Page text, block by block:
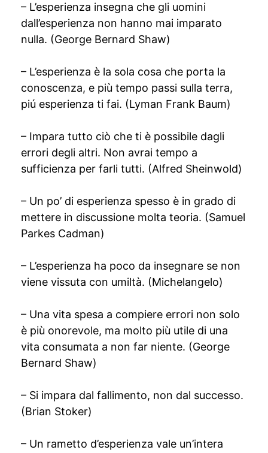
– L’esperienza insegna che gli uomini
dall’esperienza non hanno mai imparato
nulla. (George Bernard Shaw)
– L’esperienza è la sola cosa che porta la
conoscenza, e più tempo passi sulla terra,
piú esperienza ti fai. (Lyman Frank Baum)
– Impara tutto ciò che ti è possibile dagli
errori degli altri. Non avrai tempo a
sufficienza per farli tutti. (Alfred Sheinwold)
– Un po’ di esperienza spesso è in grado di
mettere in discussione molta teoria. (Samuel
Parkes Cadman)
– L’esperienza ha poco da insegnare se non
viene vissuta con umiltà. (Michelangelo)
– Una vita spesa a compiere errori non solo
è più onorevole, ma molto più utile di una
vita consumata a non far niente. (George
Bernard Shaw)
– Si impara dal fallimento, non dal successo.
(Brian Stoker)
– Un rametto d’esperienza vale un’intera